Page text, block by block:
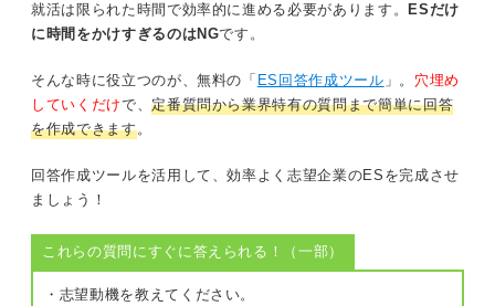
就活は限られた時間で効率的に進める必要があります。
ESだけ
に時間をかけすぎるのはNGです。
そんな時に役立つのが、無料の「 ES回答作成ツール 」。 穴埋め
していくだけで、定番質問から業界特有の質問まで簡単に回答
を作成できます。
回答作成ツールを活用して、効率よく志望企業のESを完成させ
ましょう！
これらの質問にすぐに答えられる！（一部）
・志望動機を教えてください。